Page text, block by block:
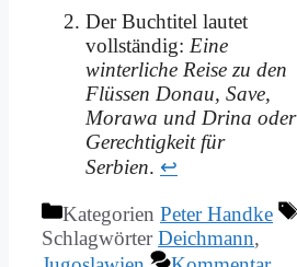
Der Buchtitel lautet
vollständig: Eine
winterliche Reise zu den
Flüssen Donau, Save,
Morawa und Drina oder
Gerechtigkeit für
Serbien. ↩
Kategorien Peter Handke
SchlagwörterDeichmann,